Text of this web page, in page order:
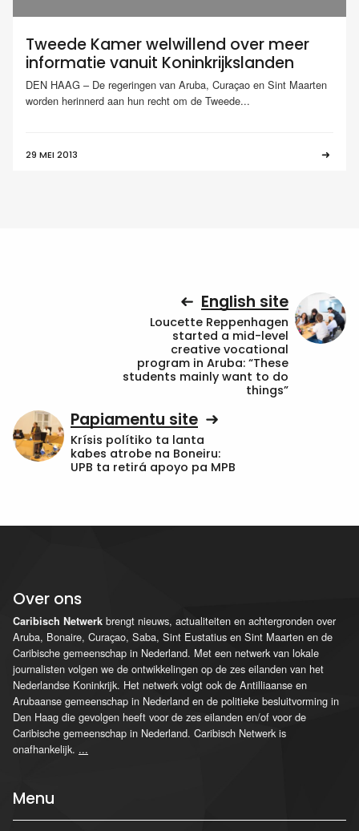
Tweede Kamer welwillend over meer
informatie vanuit Koninkrijkslanden
DEN HAAG – De regeringen van Aruba, Curaçao en Sint Maarten
worden herinnerd aan hun recht om de Tweede...
29 MEI 2013
English site
Loucette Reppenhagen
started a mid-level
creative vocational
program in Aruba: “These
students mainly want to do
things”
Papiamentu site
Krísis polítiko ta lanta
kabes atrobe na Boneiru:
UPB ta retirá apoyo pa MPB
Over ons
Caribisch Netwerk brengt nieuws, actualiteiten en achtergronden over
Aruba, Bonaire, Curaçao, Saba, Sint Eustatius en Sint Maarten en de
Caribische gemeenschap in Nederland. Met een netwerk van lokale
journalisten volgen we de ontwikkelingen op de zes eilanden van het
Nederlandse Koninkrijk. Het netwerk volgt ook de Antilliaanse en
Arubaanse gemeenschap in Nederland en de politieke besluitvorming in
Den Haag die gevolgen heeft voor de zes eilanden en/of voor de
Caribische gemeenschap in Nederland. Caribisch Netwerk is
onafhankelijk. ...
Menu